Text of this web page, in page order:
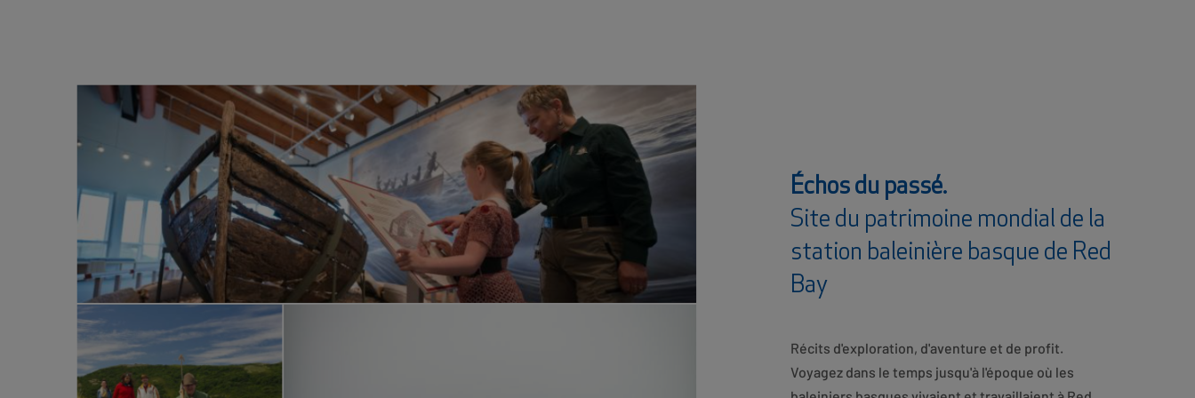
Échos du passé.
Site du patrimoine mondial de la
station baleinière basque de Red
Bay
Récits d'exploration, d'aventure et de profit.
Voyagez dans le temps jusqu'à l'époque où les